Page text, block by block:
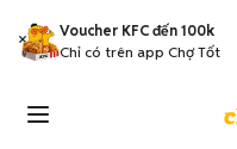
Voucher KFC đến 100k
Chỉ có trên app Chợ Tốt